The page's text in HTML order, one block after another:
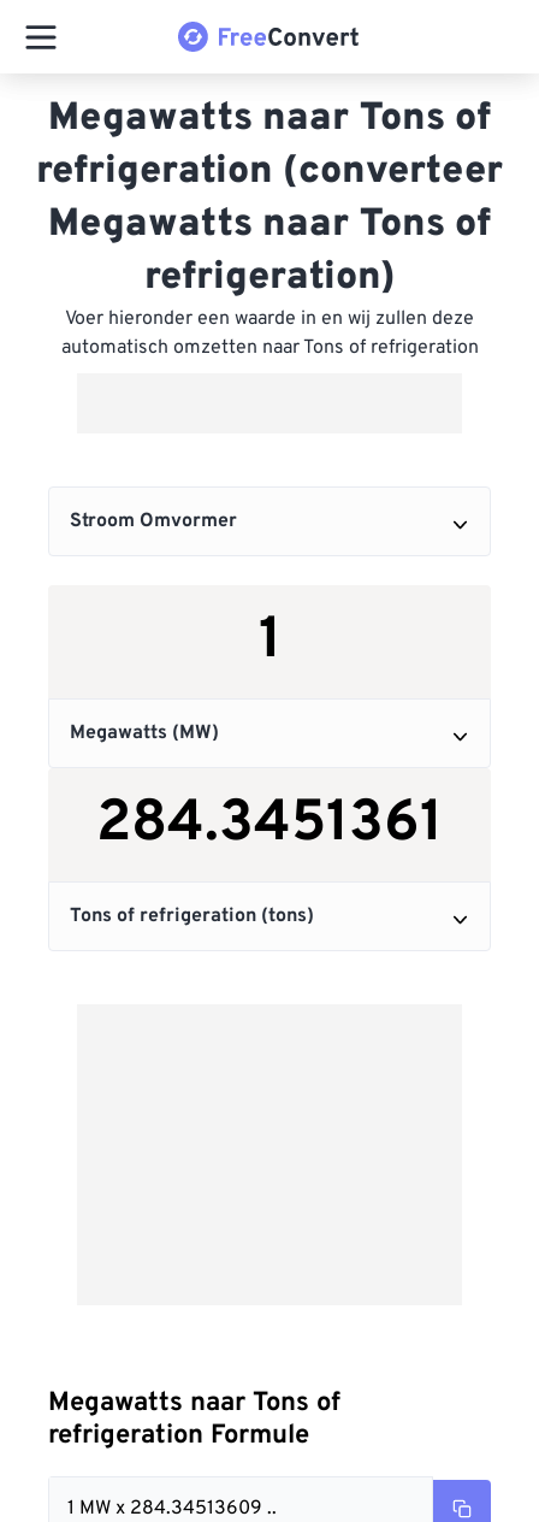
Megawatts naar Tons of
refrigeration (converteer
Megawatts naar Tons of
refrigeration)
Voer hieronder een waarde in en wij zullen deze
automatisch omzetten naar Tons of refrigeration
Megawatts naar Tons of
refrigeration Formule
1 MW x 284.34513609 ..